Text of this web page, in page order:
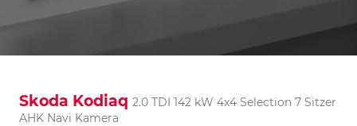
Skoda Kodiaq 2.0 TDI 142 kW 4x4 Selection 7 Sitzer
AHK Navi Kamera